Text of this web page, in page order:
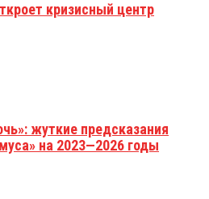
кризисный центр
жуткие предсказания
на 2023—2026 годы